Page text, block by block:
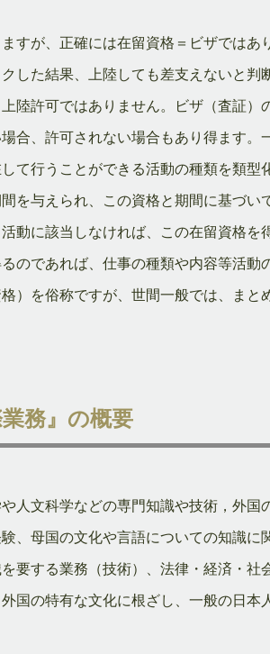
すが、正確には在留資格＝ビザでは
した結果、上陸しても差支えないと
陸許可ではありません。ビザ（査証
合、許可されない場合もあり得ます
て行うことができる活動の種類を類
を与えられ、この資格と期間に基づ
動に該当しなければ、この在留資格
のであれば、仕事の種類や内容等活
）を俗称ですが、世間一般では、まと
務』の概要
人文科学などの専門知識や技術，外
、母国の文化や言語についての知識
要する業務（技術）、法律・経済・
国の特有な文化に根ざし、一般の日